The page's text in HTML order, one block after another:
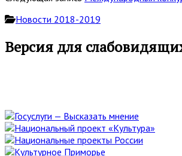
Новости 2018-2019
Основная
Версия для